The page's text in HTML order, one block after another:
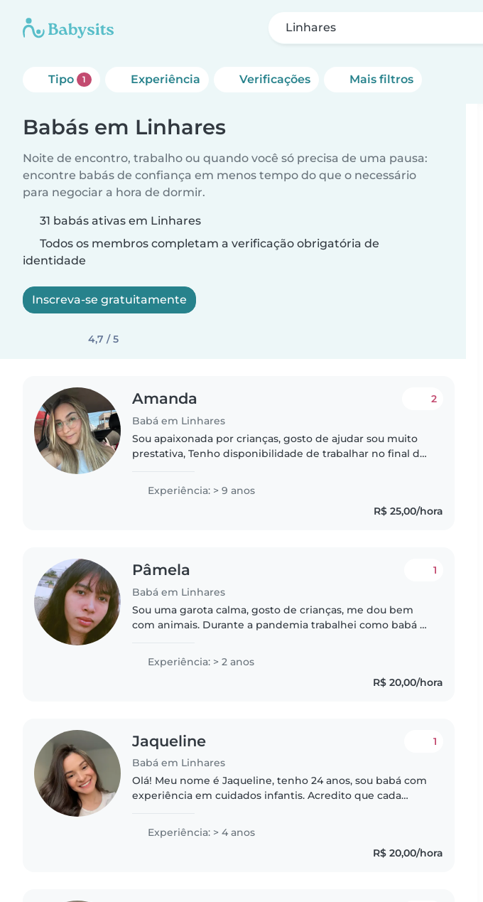
Linhares
Tipo 1 Experiência Verificações Mais filtros
Babás em Linhares
Noite de encontro, trabalho ou quando você só precisa de uma pausa:
encontre babás de confiança em menos tempo do que o necessário
para negociar a hora de dormir.
31 babás ativas em Linhares
Todos os membros completam a verificação obrigatória de
identidade
Inscreva-se gratuitamente
4,7 / 5
Amanda
Babá em Linhares
2
Sou apaixonada por crianças, gosto de ajudar sou muito
prestativa, Tenho disponibilidade de trabalhar no final de
disponibilidade..
Experiência: > 9 anos
R$ 25,00/hora
Pâmela
Babá em Linhares
1
Sou uma garota calma, gosto de crianças, me dou bem
com animais. Durante a pandemia trabalhei como babá e
Experiência: > 2 anos
R$ 20,00/hora
Jaqueline
Babá em Linhares
1
Olá! Meu nome é Jaqueline, tenho 24 anos, sou babá com
experiência em cuidados infantis. Acredito que cada
respeitoso e acolhedor — e..
Experiência: > 4 anos
R$ 20,00/hora